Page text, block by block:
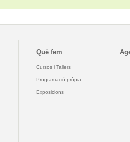
Què fem
Cursos i Tallers
Programació pròpia
Exposicions